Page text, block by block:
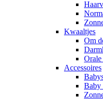
Kwaaltjes
Om
Accessoires
Baby